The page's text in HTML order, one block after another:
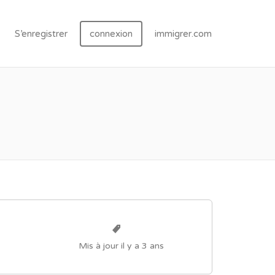
S’enregistrer connexion immigrer.com
Mis à jour il y a 3 ans